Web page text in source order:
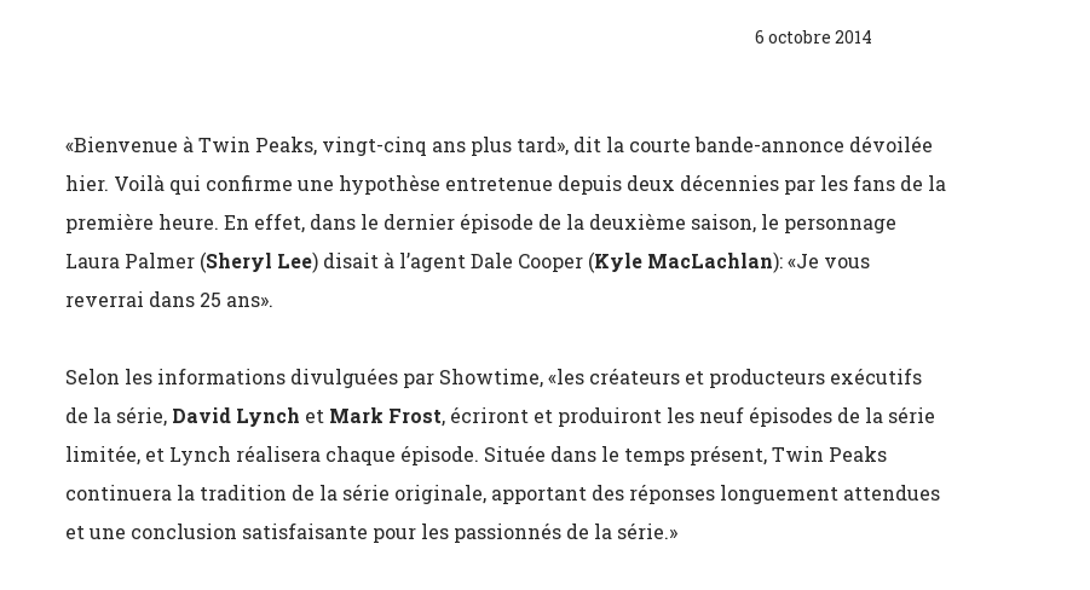
6 octobre 2014
«Bienvenue à Twin Peaks, vingt-cinq ans plus tard», dit la courte bande-annonce dévoilée
hier. Voilà qui confirme une hypothèse entretenue depuis deux décennies par les fans de la
première heure. En effet, dans le dernier épisode de la deuxième saison, le personnage
Laura Palmer (Sheryl Lee) disait à l’agent Dale Cooper (Kyle MacLachlan): «Je vous
reverrai dans 25 ans».
Selon les informations divulguées par Showtime, «les créateurs et producteurs exécutifs
de la série, David Lynch et Mark Frost, écriront et produiront les neuf épisodes de la série
limitée, et Lynch réalisera chaque épisode. Située dans le temps présent, Twin Peaks
continuera la tradition de la série originale, apportant des réponses longuement attendues
et une conclusion satisfaisante pour les passionnés de la série.»